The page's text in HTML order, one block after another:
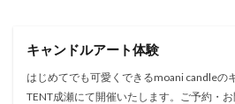
キャンドルアート体験
はじめてでも可愛くできるmoani candleの
TENT成瀬にて開催いたします。ご予約・